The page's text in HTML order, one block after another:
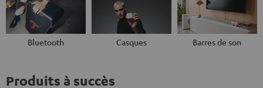
Bluetooth Casques Barres de son
Produits à succès